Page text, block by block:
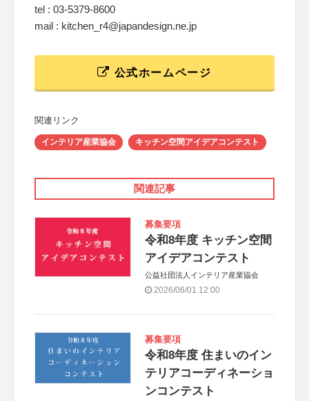
tel : 03-5379-8600
mail : kitchen_r4@japandesign.ne.jp
公式ホームページ
関連リンク
インテリア産業協会 キッチン空間アイデアコンテスト
関連記事
募集要項
令和8年度 キッチン空間
アイデアコンテスト
公益社団法人インテリア産業協会
2026/06/01 12:00
募集要項
令和8年度 住まいのイン
テリアコーディネーショ
ンコンテスト